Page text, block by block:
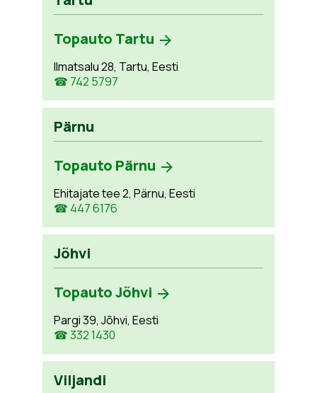
Topauto Tartu
Ilmatsalu 28, Tartu, Eesti
☎ 742 5797
Pärnu
Topauto Pärnu
Ehitajate tee 2, Pärnu, Eesti
☎ 447 6176
Jõhvi
Topauto Jõhvi
Pargi 39, Jõhvi, Eesti
☎ 332 1430
Viljandi